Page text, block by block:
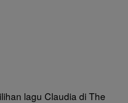
lagu Claudia di The